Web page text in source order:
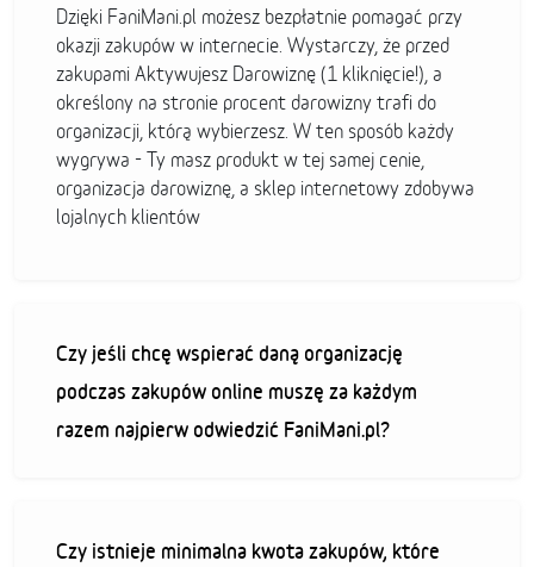
Dzięki FaniMani.pl możesz bezpłatnie pomagać przy
okazji zakupów w internecie. Wystarczy, że przed
zakupami Aktywujesz Darowiznę (1 kliknięcie!), a
określony na stronie procent darowizny trafi do
organizacji, którą wybierzesz. W ten sposób każdy
wygrywa - Ty masz produkt w tej samej cenie,
organizacja darowiznę, a sklep internetowy zdobywa
lojalnych klientów
Czy jeśli chcę wspierać daną organizację
podczas zakupów online muszę za każdym
razem najpierw odwiedzić FaniMani.pl?
Czy istnieje minimalna kwota zakupów, które